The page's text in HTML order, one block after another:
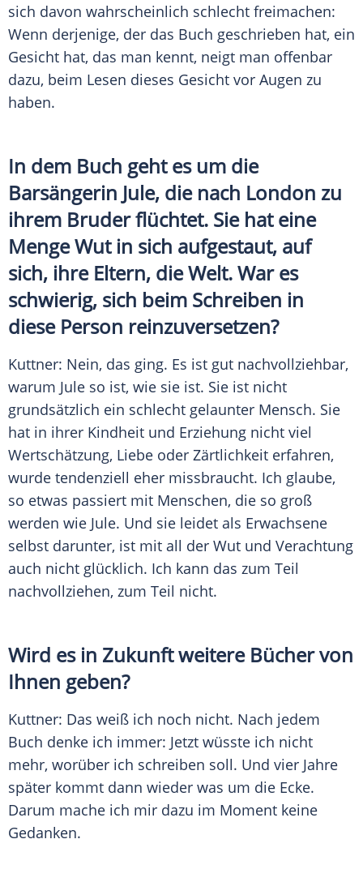
sich davon wahrscheinlich schlecht freimachen:
Wenn derjenige, der das Buch geschrieben hat, ein
Gesicht hat, das man kennt, neigt man offenbar
dazu, beim Lesen dieses Gesicht vor Augen zu
haben.
In dem Buch geht es um die
Barsängerin Jule, die nach London zu
ihrem Bruder flüchtet. Sie hat eine
Menge Wut in sich aufgestaut, auf
sich, ihre Eltern, die Welt. War es
schwierig, sich beim Schreiben in
diese Person reinzuversetzen?
Kuttner: Nein, das ging. Es ist gut nachvollziehbar,
warum Jule so ist, wie sie ist. Sie ist nicht
grundsätzlich ein schlecht gelaunter Mensch. Sie
hat in ihrer Kindheit und Erziehung nicht viel
Wertschätzung, Liebe oder Zärtlichkeit erfahren,
wurde tendenziell eher missbraucht. Ich glaube,
so etwas passiert mit Menschen, die so groß
werden wie Jule. Und sie leidet als Erwachsene
selbst darunter, ist mit all der Wut und Verachtung
auch nicht glücklich. Ich kann das zum Teil
nachvollziehen, zum Teil nicht.
Wird es in Zukunft weitere Bücher von
Ihnen geben?
Kuttner: Das weiß ich noch nicht. Nach jedem
Buch denke ich immer: Jetzt wüsste ich nicht
mehr, worüber ich schreiben soll. Und vier Jahre
später kommt dann wieder was um die Ecke.
Darum mache ich mir dazu im Moment keine
Gedanken.